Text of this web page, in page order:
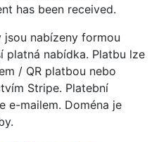
has been received.
jsou nabízeny formou
platná nabídka. Platbu lze
/ QR platbou nebo
Stripe. Platební
e-mailem. Doména je